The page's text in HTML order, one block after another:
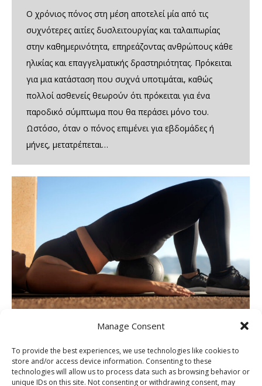
Manage Consent
To provide the best experiences, we use technologies like cookies to
store and/or access device information. Consenting to these
technologies will allow us to process data such as browsing behavior or
unique IDs on this site. Not consenting or withdrawing consent, may
Ο χρόνιος πόνος στη μέση αποτελεί μία από τις
συχνότερες αιτίες δυσλειτουργίας και ταλαιπωρίας
στην καθημερινότητα, επηρεάζοντας ανθρώπους κάθε
ηλικίας και επαγγελματικής δραστηριότητας. Πρόκειται
για μια κατάσταση που συχνά υποτιμάται, καθώς
πολλοί ασθενείς θεωρούν ότι πρόκειται για ένα
παροδικό σύμπτωμα που θα περάσει μόνο του.
Ωστόσο, όταν ο πόνος επιμένει για εβδομάδες ή
μήνες, μετατρέπεται…
Ασκήσεις για πόνο στη μέση :
Ενδυνάμωση και σταθεροποίηση